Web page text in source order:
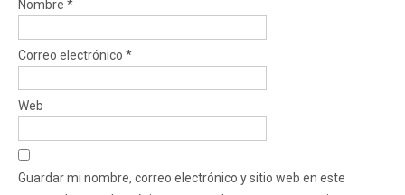
Nombre *
Correo electrónico *
Web
Guardar mi nombre, correo electrónico y sitio web en este